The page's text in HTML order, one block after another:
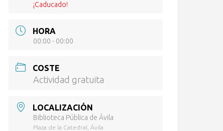
¡Caducado!
HORA
00:00 - 00:00
COSTE
Actividad gratuita
LOCALIZACIÓN
Biblioteca Pública de Ávila
Plaza de la Catedral, Ávila